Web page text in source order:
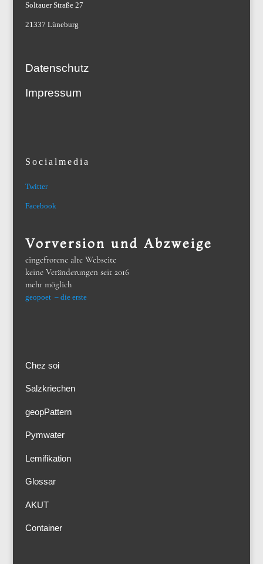
Soltauer Straße 27
21337 Lüneburg
Datenschutz
Impressum
Socialmedia
Twitter
Facebook
Vorversion und Abzweige
eingefrorene alte Webseite
keine Veränderungen seit 2016
mehr möglich
geopoet – die erste
Chez soi
Salzkriechen
geopPattern
Pymwater
Lemifikation
Glossar
AKUT
Container